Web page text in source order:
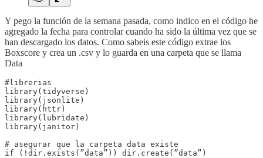
Y pego la función de la semana pasada, como indico en el código he
agregado la fecha para controlar cuando ha sido la última vez que se
han descargado los datos. Como sabeis este código extrae los
Boxscore y crea un .csv y lo guarda en una carpeta que se llama
Data
#librerias
library(tidyverse)
library(jsonlite)
library(httr)
library(lubridate)
library(janitor)
# asegurar que la carpeta data existe
if (!dir.exists(”data”)) dir.create(”data”)